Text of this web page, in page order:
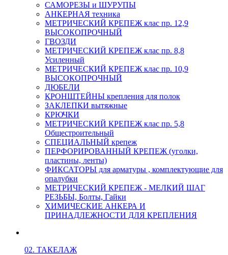
САМОРЕЗЫ и ШУРУПЫ
АНКЕРНАЯ техника
МЕТРИЧЕСКИЙ КРЕПЕЖ клас пр. 12,9
ВЫСОКОПРОЧНЫЙ
ГВОЗДИ
МЕТРИЧЕСКИЙ КРЕПЕЖ клас пр. 8,8
Усиленный
МЕТРИЧЕСКИЙ КРЕПЕЖ клас пр. 10,9
ВЫСОКОПРОЧНЫЙ
ДЮБЕЛИ
КРОНШТЕЙНЫ крепления для полок
ЗАКЛЕПКИ вытяжные
КРЮЧКИ
МЕТРИЧЕСКИЙ КРЕПЕЖ клас пр. 5,8
Общестроительный
СПЕЦИАЛЬНЫЙ крепеж
ПЕРФОРИРОВАННЫЙ КРЕПЕЖ (уголки,
пластины, ленты)
ФИКСАТОРЫ для арматуры , комплектующие для
опалубки
МЕТРИЧЕСКИЙ КРЕПЕЖ - МЕЛКИЙ ШАГ
РЕЗЬБЫ, Болты, Гайки
ХИМИЧЕСКИЕ АНКЕРА И
ПРИНАДЛЕЖНОСТИ ДЛЯ КРЕПЛЕНИЯ
02. ТАКЕЛАЖ